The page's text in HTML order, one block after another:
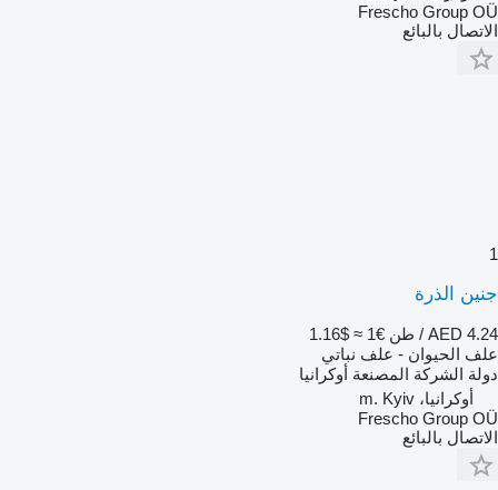
Frescho Group OÜ
الاتصال بالبائع
1
جنين الذرة
AED 4.24 / طن €1
≈ $1.16
علف الحيوان - علف نباتي
دولة الشركة المصنعة أوكرانيا
أوكرانيا، m. Kyiv
Frescho Group OÜ
الاتصال بالبائع